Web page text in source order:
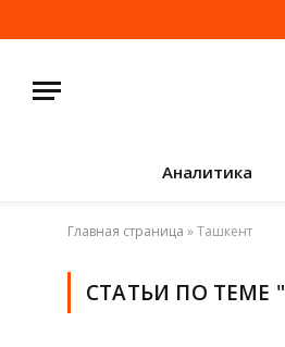
Аналитика
Главная страница »Ташкент
СТАТЬИ ПО ТЕМЕ "